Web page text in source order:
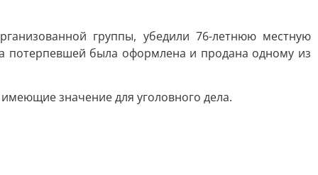
группы, убедили 76-летнюю местную
потерпевшей была оформлена и продана одному из
значение для уголовного дела.